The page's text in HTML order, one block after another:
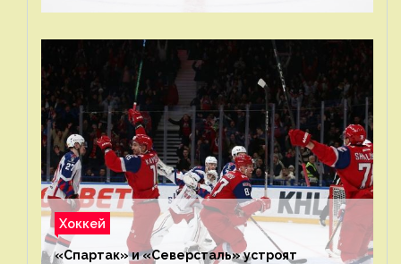
Хоккей
«Спартак» и «Северсталь» устроят